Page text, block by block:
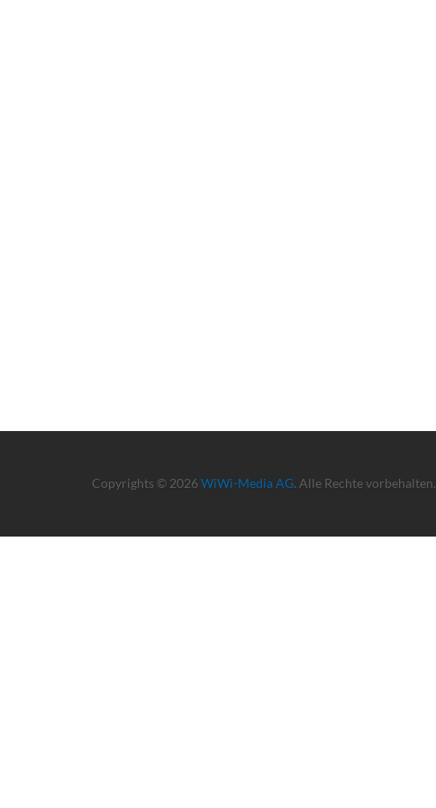
Copyrights © 2026 WiWi-Media AG. Alle Rechte vorbehalten.